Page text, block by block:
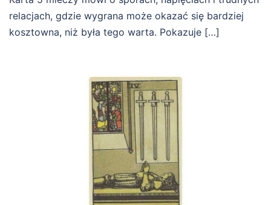
relacjach, gdzie wygrana może okazać się bardziej
kosztowna, niż była tego warta. Pokazuje […]